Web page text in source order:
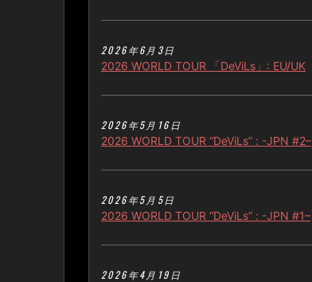
2026年6月3日
2026 WORLD TOUR 「DeViLs」: EU/UK
2026年5月16日
2026 WORLD TOUR “DeViLs” : -JPN #2–
2026年5月5日
2026 WORLD TOUR “DeViLs” : -JPN #1–
2026年4月19日